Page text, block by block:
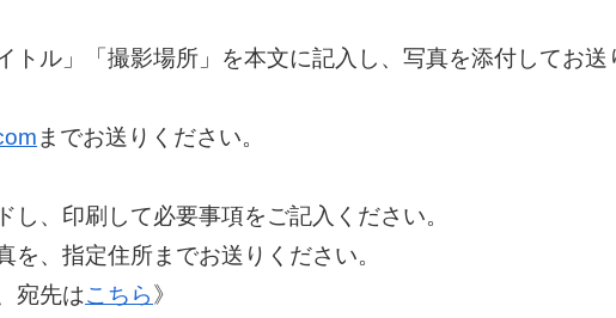
トル」「撮影場所」を本文に記入し、写真を添付してお送
までお送りください。
し、印刷して必要事項をご記入ください。
を、指定住所までお送りください。
宛先はこちら》